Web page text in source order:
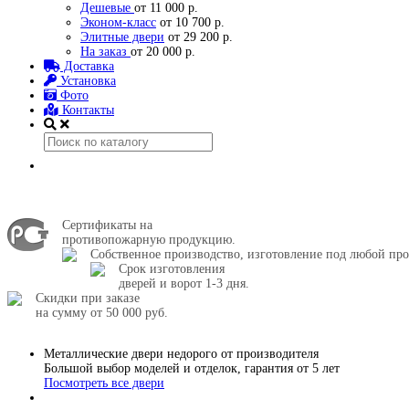
Дешевые от 11 000 р.
Эконом-класс от 10 700 р.
Элитные двери от 29 200 р.
На заказ от 20 000 р.
Доставка
Установка
Фото
Контакты
Сертификаты на
противопожарную продукцию.
Собственное производство, изготовление под любой
Срок изготовления
дверей и ворот 1-3 дня.
Скидки при заказе
на сумму от 50 000 руб.
Металлические двери недорого от производителя
Большой выбор моделей и отделок, гарантия от 5 лет
Посмотреть все двери